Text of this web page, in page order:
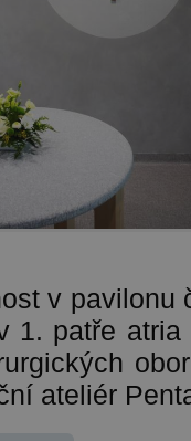
v pavilonu
1. patře atria
ateliér